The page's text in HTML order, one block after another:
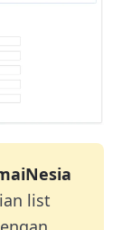
list